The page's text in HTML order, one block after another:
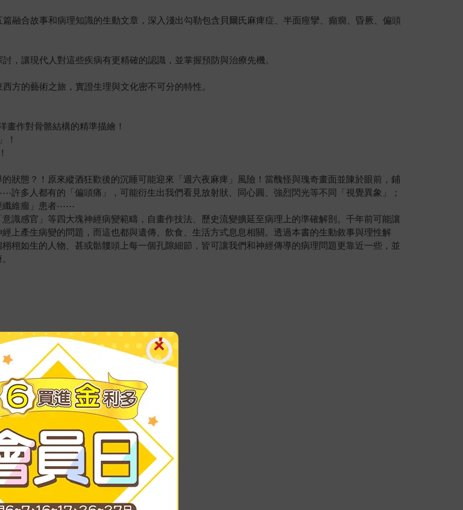
合故事和病理知識的生動文章，深入淺出勾勒包含貝爾氏麻痺症、半面痙攣、癲癇、昏厥、偏頭
讓現代人對這些疾病有更精確的認識，並掌握預防與治療先機。
的藝術之旅，實證生理與文化密不可分的特性。
作對骨骼結構的精準描繪！
！
狀態？！原來縱酒狂歡後的沉睡可能迎來「週六夜麻痺」風險！當醜怪與瑰奇畫面並陳於眼前，鋪
多人都有的「偏頭痛」，可能衍生出我們看見放射狀、同心圓、強烈閃光等不同「視覺異象」；
纖維瘤」患者⋯⋯
識感官」等四大塊神經病變範疇，自畫作技法、歷史流變擴延至病理上的準確解剖。千年前可能讓
上產生病變的問題，而這也都與遺傳、飲食、生活方式息息相關。透過本書的生動敘事與理性解
栩如生的人物、甚或骷髏頭上每一個孔隙細節，皆可讓我們和神經傳導的病理問題更靠近一些，並